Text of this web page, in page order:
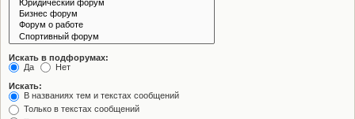
Искать в подфорумах:
Да
Нет
Искать:
В названиях тем и текстах сообщений
Только в текстах сообщений